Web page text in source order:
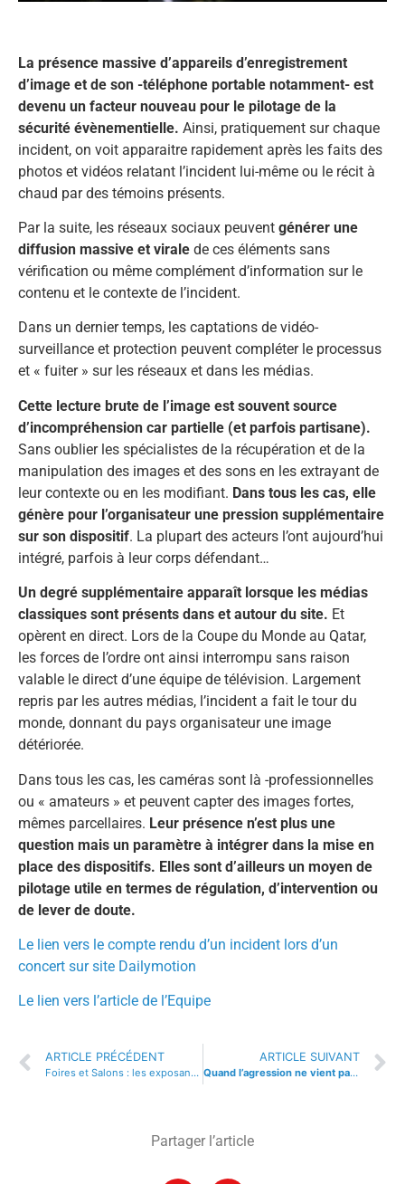
La présence massive d’appareils d’enregistrement
d’image et de son -téléphone portable notamment- est
devenu un facteur nouveau pour le pilotage de la
sécurité évènementielle. Ainsi, pratiquement sur chaque
incident, on voit apparaitre rapidement après les faits des
photos et vidéos relatant l’incident lui-même ou le récit à
chaud par des témoins présents.
Par la suite, les réseaux sociaux peuvent générer une
diffusion massive et virale de ces éléments sans
vérification ou même complément d’information sur le
contenu et le contexte de l’incident.
Dans un dernier temps, les captations de vidéo-
surveillance et protection peuvent compléter le processus
et « fuiter » sur les réseaux et dans les médias.
Cette lecture brute de l’image est souvent source
d’incompréhension car partielle (et parfois partisane).
Sans oublier les spécialistes de la récupération et de la
manipulation des images et des sons en les extrayant de
leur contexte ou en les modifiant. Dans tous les cas, elle
génère pour l’organisateur une pression supplémentaire
sur son dispositif. La plupart des acteurs l’ont aujourd’hui
intégré, parfois à leur corps défendant…
Un degré supplémentaire apparaît lorsque les médias
classiques sont présents dans et autour du site. Et
opèrent en direct. Lors de la Coupe du Monde au Qatar,
les forces de l’ordre ont ainsi interrompu sans raison
valable le direct d’une équipe de télévision. Largement
repris par les autres médias, l’incident a fait le tour du
monde, donnant du pays organisateur une image
détériorée.
Dans tous les cas, les caméras sont là -professionnelles
ou « amateurs » et peuvent capter des images fortes,
mêmes parcellaires. Leur présence n’est plus une
question mais un paramètre à intégrer dans la mise en
place des dispositifs. Elles sont d’ailleurs un moyen de
pilotage utile en termes de régulation, d’intervention ou
de lever de doute.
Le lien vers le compte rendu d’un incident lors d’un
concert sur site Dailymotion
Le lien vers l’article de l’Equipe
ARTICLE PRÉCÉDENT
Foires et Salons : les exposants peuvent se voir refuser une admission pour les prochains évènements pour un manquement grave à ses obligations
ARTICLE SUIVANT
Quand l’agression ne vient pas du public : que fait la sécurité ?
Partager l’article